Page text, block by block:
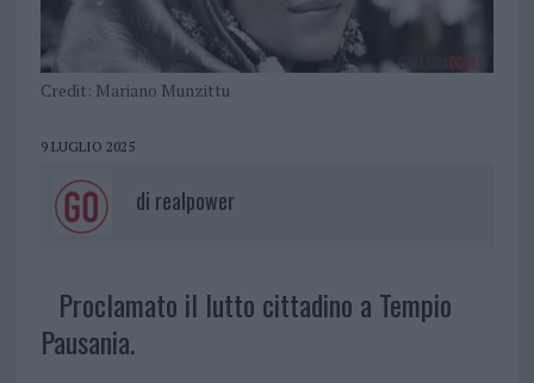
Credit: Mariano Munzittu
9 LUGLIO 2025
di realpower
Proclamato il lutto cittadino a Tempio
Pausania.